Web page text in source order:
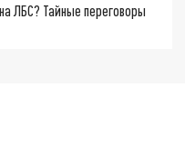
ЛБС? Тайные переговоры